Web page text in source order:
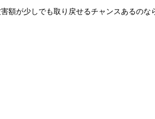
額が少しでも取り戻せるチャンスあるのな